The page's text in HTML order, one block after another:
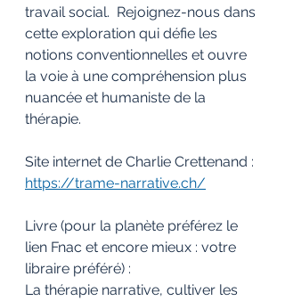
travail social.  Rejoignez-nous dans
cette exploration qui défie les
notions conventionnelles et ouvre
la voie à une compréhension plus
nuancée et humaniste de la
thérapie.
Site internet de Charlie Crettenand :
https://trame-narrative.ch/
Livre (pour la planète préférez le
lien Fnac et encore mieux : votre
libraire préféré) :
La thérapie narrative, cultiver les